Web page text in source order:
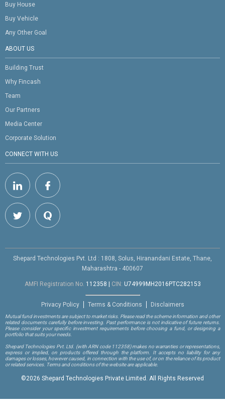
Buy House
Buy Vehicle
Any Other Goal
ABOUT US
Building Trust
Why Fincash
Team
Our Partners
Media Center
Corporate Solution
CONNECT WITH US
Shepard Technologies Pvt. Ltd : 1808, Solus, Hiranandani Estate, Thane,
Maharashtra - 400607
AMFI Registration No. 112358 CIN: U74999MH2016PTC282153
Privacy Policy Terms & Conditions Disclaimers
Mutual fund investments are subject to market risks. Please read the scheme information and other
related documents carefully before investing. Past performance is not indicative of future returns.
Please consider your specific investment requirements before choosing a fund, or designing a
portfolio that suits your needs.
Shepard Technologies Pvt. Ltd. (with ARN code 112358)makes no warranties or representations,
express or implied, on products offered through the platform. It accepts no liability for any
damages or losses, however caused, in connection with the use of, or on the reliance of its product
or related services. Terms and conditions of the website are applicable.
©2026 Shepard Technologies Private Limited. All Rights Reserved